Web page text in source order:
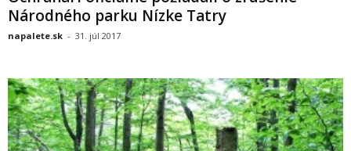
Národného parku Nízke Tatry
napalete.sk - 31. júl 2017